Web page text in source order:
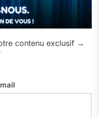
contenu exclusif →